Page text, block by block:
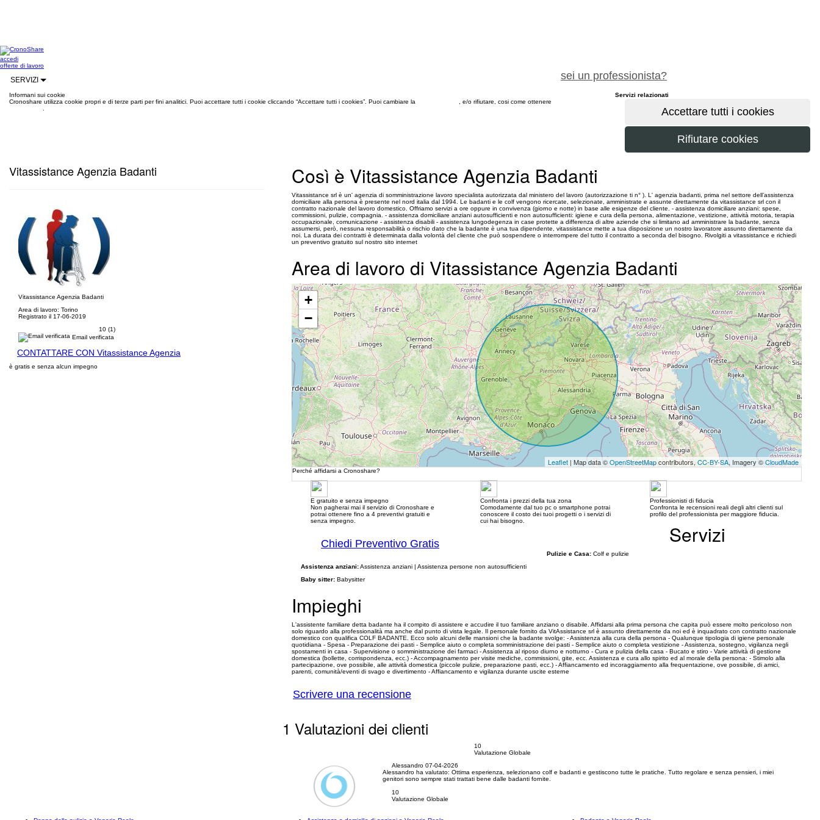
accedi
sei un professionista?
offerte di lavoro
SERVIZI
Informani sui cookie
Cronoshare utilizza cookie propri e di terze parti per fini analitici. Puoi accettare tutti i cookie cliccando “Accettare tutti i cookies”. Puoi cambiare la
, e/o rifiutare, cosi come ottenere
Vitassistance Agenzia Badanti
Vitassistance Agenzia Badanti
Area di lavoro: Torino
Registrato il 17-06-2019
10 (1)
Email verificata
CONTATTARE CON Vitassistance Agenzia
è gratis e senza alcun impegno
Così è Vitassistance Agenzia Badanti
Vitassistance srl è un' agenzia di somministrazione lavoro specialista autorizzata dal ministero del lavoro (autorizzazione ti n° ). L' agenzia badanti, prima nel settore dell’assistenza
domiciliare alla persona è presente nel nord italia dal 1994. Le badanti e le colf vengono ricercate, selezionate, amministrate e assunte direttamente da vitassistance srl con il
contratto nazionale del lavoro domestico. Offriamo servizi a ore oppure in convivenza (giorno e notte) in base alle esigenze del cliente. - assistenza domiciliare anziani: spese,
commissioni, pulizie, compagnia. - assistenza domiciliare anziani autosufficienti e non autosufficienti: igiene e cura della persona, alimentazione, vestizione, attività motoria, terapia
occupazionale, comunicazione - assistenza disabili - assistenza lungodegenza in case protette a differenza di altre aziende che si limitano ad amministrare la badante, senza
assumersi, però, nessuna responsabilità o rischio dato che la badante è una tua dipendente, vitassistance mette a tua disposizione un nostro lavoratore assunto direttamente da
noi. La durata dei contratti è determinata dalla volontà del cliente che può sospendere o interrompere del tutto il contratto a seconda del bisogno. Rivolgiti a vitassistance e richiedi
un preventivo gratuito sul nostro sito internet
Area di lavoro di Vitassistance Agenzia Badanti
+
−
Leaflet | Map data ©OpenStreetMapcontributors,CC-BY-SA, Imagery ©CloudMade
Perché affidarsi a Cronoshare?
E gratuito e senza impegno
Non pagherai mai il servizio di Cronoshare e
potrai ottenere fino a 4 preventivi gratuiti e
senza impegno.
Confronta i prezzi della tua zona
Comodamente dal tuo pc o smartphone potrai
conoscere il costo dei tuoi progetti o i servizi di
cui hai bisogno.
Professionisti di fiducia
Confronta le recensioni reali degli altri clienti sul
profilo del professionista per maggiore fiducia.
Chiedi Preventivo Gratis Servizi
Pulizie e Casa: Colf e pulizie
Assistenza anziani:Assistenza anziani | Assistenza persone non autosufficienti
Baby sitter: Babysitter
Impieghi
L'assistente familiare detta badante ha il compito di assistere e accudire il tuo familiare anziano o disabile. Affidarsi alla prima persona che capita può essere molto pericoloso non
solo riguardo alla professionalità ma anche dal punto di vista legale. Il personale fornito da VitAssistance srl è assunto direttamente da noi ed è inquadrato con contratto nazionale
domestico con qualifica COLF BADANTE. Ecco solo alcuni delle mansioni che la badante svolge: - Assistenza alla cura della persona - Qualunque tipologia di igiene personale
quotidiana - Spesa - Preparazione dei pasti - Semplice aiuto o completa somministrazione dei pasti - Semplice aiuto o completa vestizione - Assistenza, sostegno, vigilanza negli
spostamenti in casa - Supervisione o somministrazione dei farmaci - Assistenza al riposo diurno e notturno - Cura e pulizia della casa - Bucato e stiro - Varie attività di gestione
domestica (bollette, corrispondenza, ecc.) - Accompagnamento per visite mediche, commissioni, gite, ecc. Assistenza e cura allo spirito ed al morale della persona: - Stimolo alla
partecipazione, ove possibile, alle attività domestica (piccole pulizie, preparazione pasti, ecc.) - Affiancamento ed incoraggiamento alla frequentazione, ove possibile, di amici,
parenti, comunità/eventi di svago e divertimento - Affiancamento e vigilanza durante uscite esterne
Scrivere una recensione
1 Valutazioni dei clienti
10
Valutazione Globale
Alessandro07-04-2026
Alessandro ha valutato:Ottima esperienza, selezionano colf e badanti e gestiscono tutte le pratiche. Tutto regolare e senza pensieri, i miei
genitori sono sempre stati trattati bene dalle badanti fornite.
10
Valutazione Globale
Servizi relazionati